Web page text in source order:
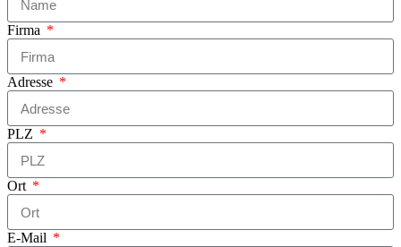
Firma
Adresse
PLZ
Ort
E-Mail